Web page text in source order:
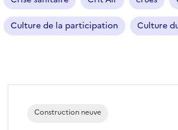
Culture de la participation Culture
Construction neuve